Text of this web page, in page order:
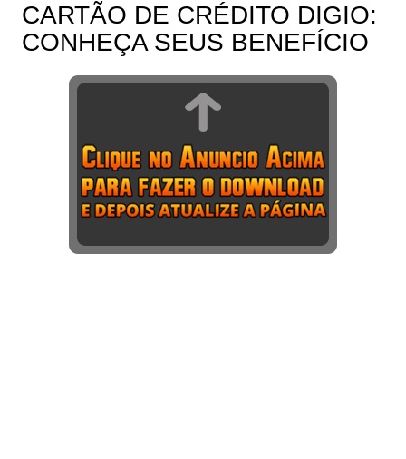
CARTÃO DE CRÉDITO DIGIO:
CONHEÇA SEUS BENEFÍCIO